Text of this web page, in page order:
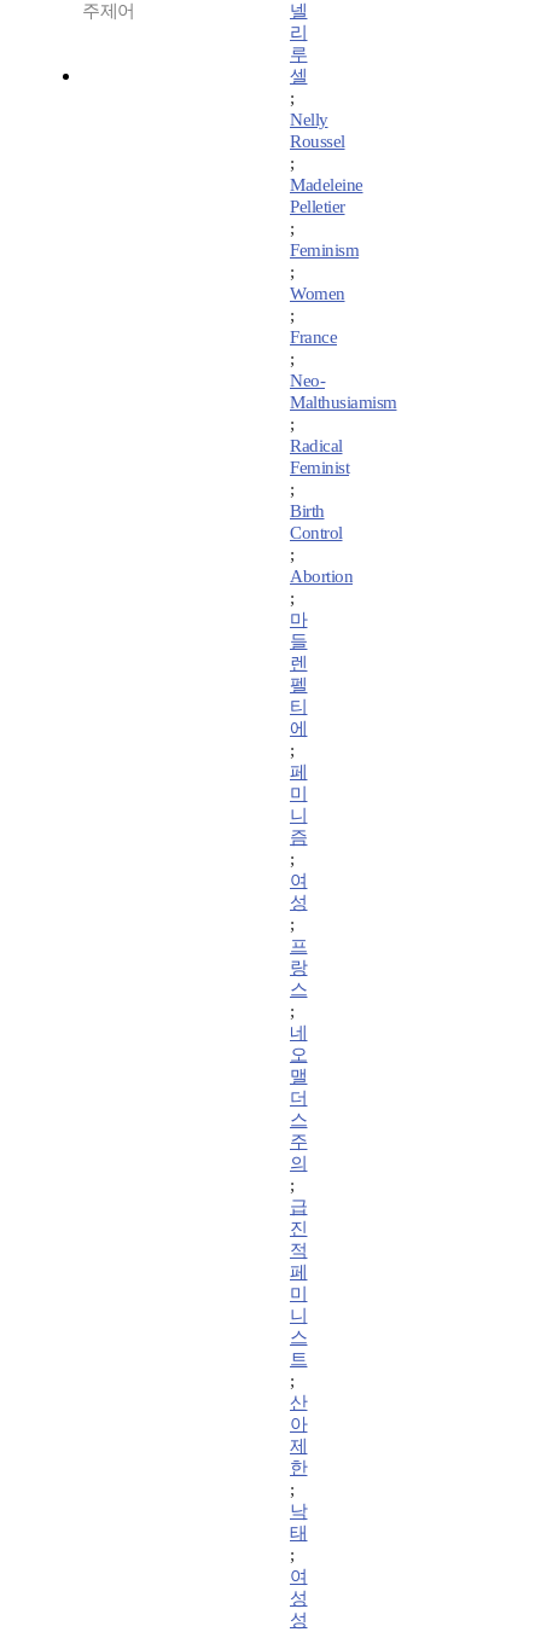
주제어
넬
리
루
셀
;
Nelly
Roussel
;
Madeleine
Pelletier
;
Feminism
;
Women
;
France
;
Neo-
Malthusiamism
;
Radical
Feminist
;
Birth
Control
;
Abortion
;
마
들
렌
펠
티
에
;
페
미
니
즘
;
여
성
;
프
랑
스
;
네
오
맬
더
스
주
의
;
급
진
적
페
미
니
스
트
;
산
아
제
한
;
낙
태
;
여
성
성